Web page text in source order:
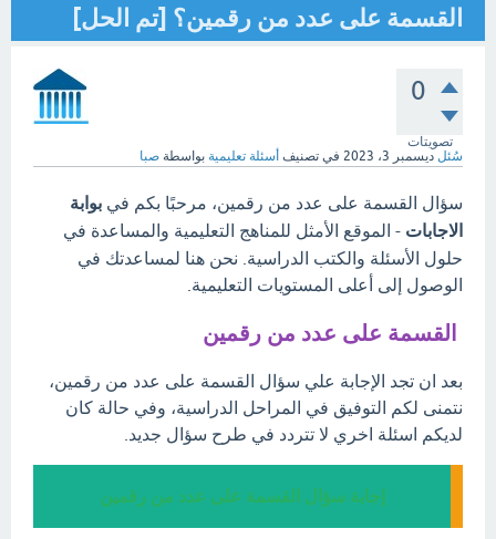
القسمة على عدد من رقمين؟ [تم الحل]
0
تصويتات
سُئل ديسمبر 3، 2023 في تصنيف أسئلة تعليمية بواسطة صبا
سؤال القسمة على عدد من رقمين، مرحبًا بكم في بوابة
الاجابات - الموقع الأمثل للمناهج التعليمية والمساعدة في
حلول الأسئلة والكتب الدراسية. نحن هنا لمساعدتك في
الوصول إلى أعلى المستويات التعليمية.
القسمة على عدد من رقمين
بعد ان تجد الإجابة علي سؤال القسمة على عدد من رقمين،
نتمنى لكم التوفيق في المراحل الدراسية، وفي حالة كان
لديكم اسئلة اخري لا تتردد في طرح سؤال جديد.
إجابة سؤال القسمة على عدد من رقمين